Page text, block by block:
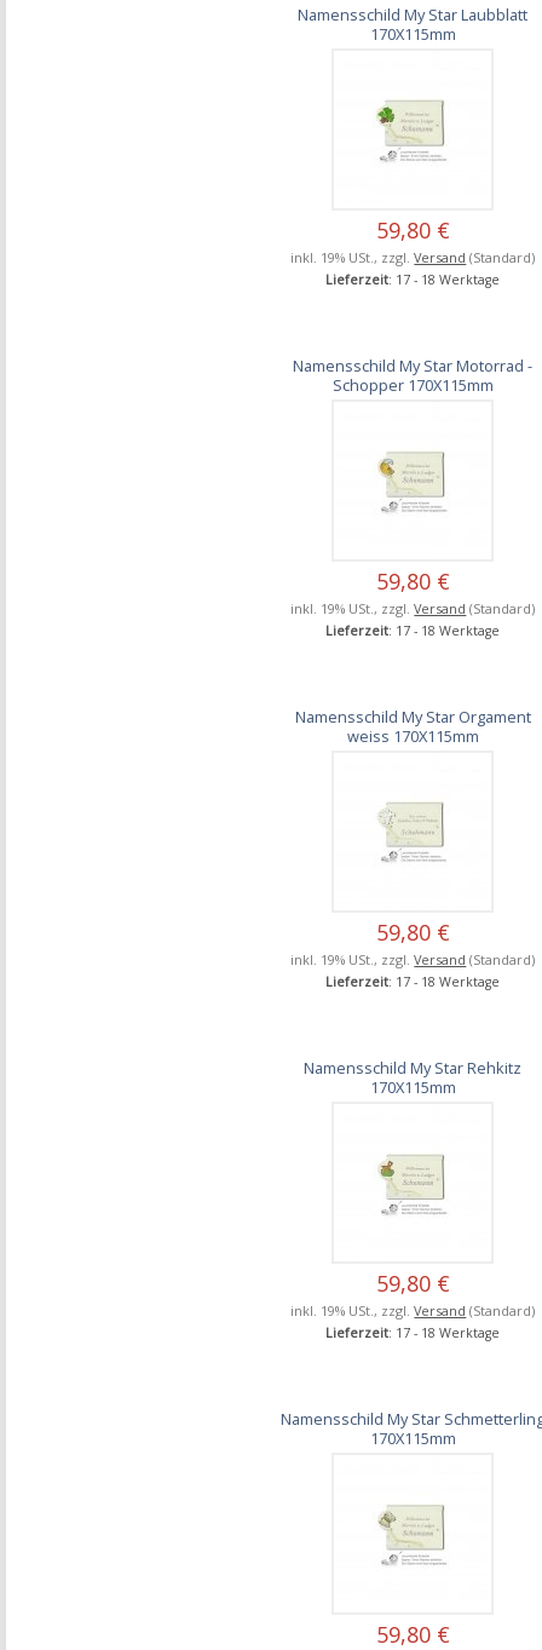
Namensschild My Star Laubblatt
170X115mm
59,80 €
inkl. 19% USt., zzgl.Versand (Standard)
Lieferzeit: 17 - 18 Werktage
Namensschild My Star Motorrad -
Schopper 170X115mm
59,80 €
inkl. 19% USt., zzgl.Versand (Standard)
Lieferzeit: 17 - 18 Werktage
Namensschild My Star Orgament
weiss 170X115mm
59,80 €
inkl. 19% USt., zzgl.Versand (Standard)
Lieferzeit: 17 - 18 Werktage
Namensschild My Star Rehkitz
170X115mm
59,80 €
inkl. 19% USt., zzgl.Versand (Standard)
Lieferzeit: 17 - 18 Werktage
Namensschild My Star
170X115mm
59,80 €